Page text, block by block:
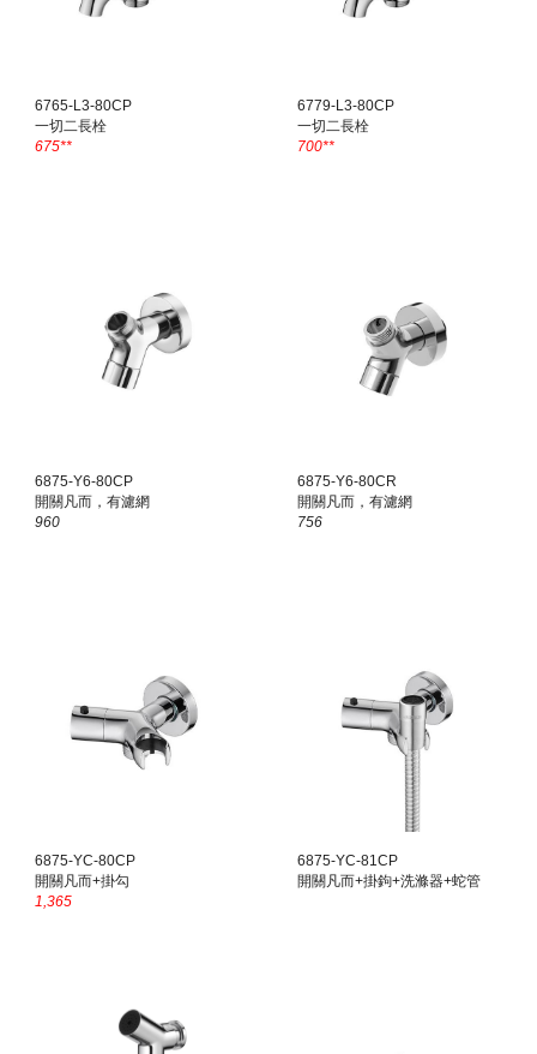
6765-L3-80CP
一切二長栓
675**
6779-L3-80CP
一切二長栓
700**
6875-Y6-80CP
開關凡而，有濾網
960
6875-Y6-80CR
開關凡而，有濾網
756
6875-YC-80CP
開關凡而+掛勾
1,365
6875-YC-81CP
開關凡而+掛鉤+洗滌器+蛇管